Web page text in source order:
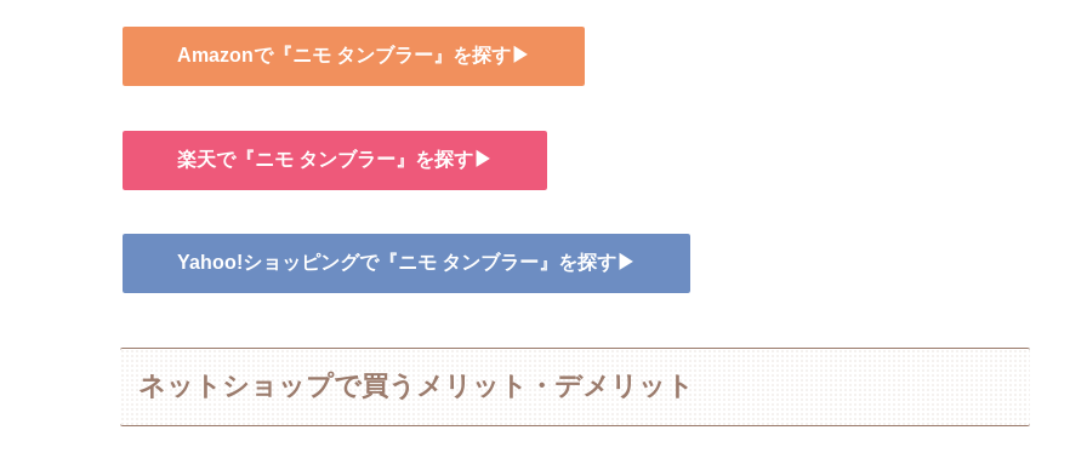
Amazonで『ニモ タンブラー』を探す▶
楽天で『ニモ タンブラー』を探す▶
Yahoo!ショッピングで『ニモ タンブラー』を探す▶
ネットショップで買うメリット・デメリット